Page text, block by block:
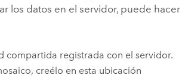
los datos en el servidor, puede hacer
compartida registrada con el servidor.
creélo en esta ubicación